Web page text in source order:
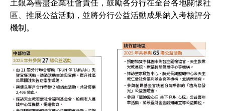
土銀為善盡企業社會責任，鼓勵各分行在全台各地關懷社
區、推展公益活動，並將分行公益活動成果納入考核評分
機制。